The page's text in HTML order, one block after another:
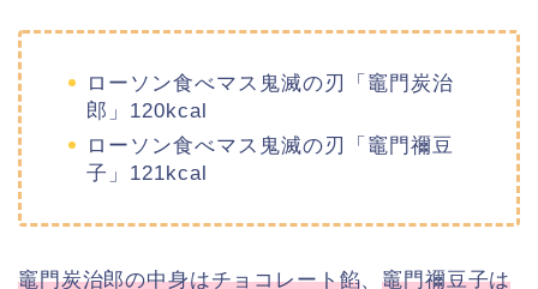
ローソン食べマス鬼滅の刃「竈門炭治
郎」120kcal
ローソン食べマス鬼滅の刃「竈門禰豆
子」121kcal
竈門炭治郎の中身はチョコレート餡、竈門禰豆子は